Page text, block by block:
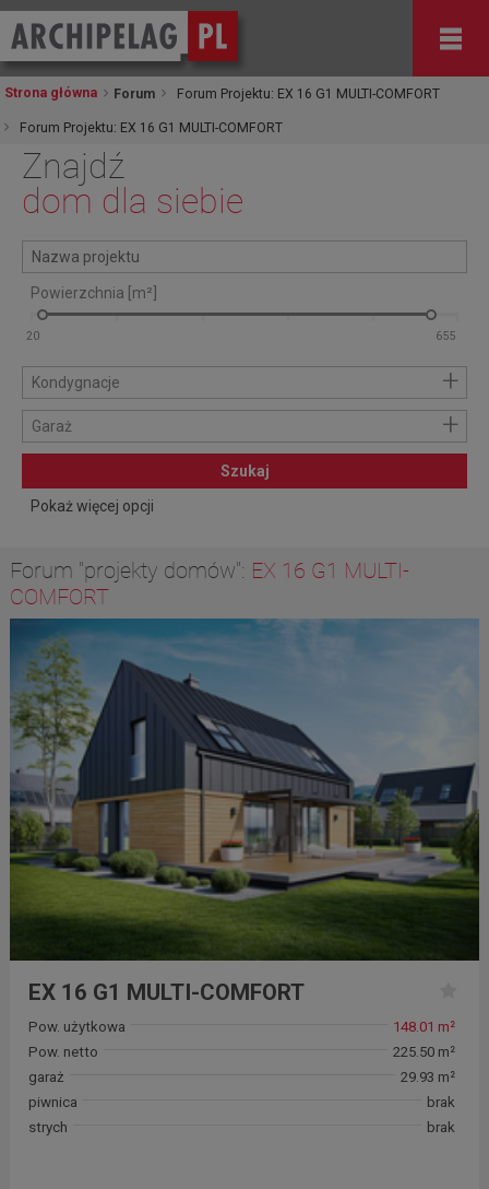
Strona główna Forum Forum Projektu: EX 16 G1 MULTI-COMFORT
Forum Projektu: EX 16 G1 MULTI-COMFORT
Znajdź
dom dla siebie
Powierzchnia [m²]
Kondygnacje +
Garaż +
Szukaj
Pokaż więcej opcji
Forum "projekty domów": EX 16 G1 MULTI-
COMFORT
EX 16 G1 MULTI-COMFORT
Pow. użytkowa
148.01 m²
Pow. netto
225.50 m²
garaż
29.93 m²
piwnica
brak
strych
brak